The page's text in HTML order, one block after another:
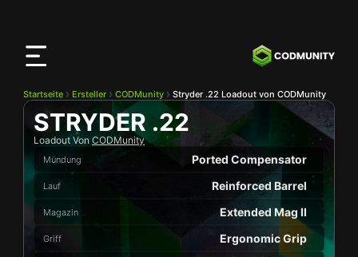
Startseite Ersteller CODMunity Stryder .22 Loadout von CODMunity
STRYDER .22
Loadout Von CODMunity
Mündung Ported Compensator
Lauf Reinforced Barrel
Magazin Extended Mag II
Griff Ergonomic Grip